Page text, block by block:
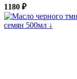
1180 ₽